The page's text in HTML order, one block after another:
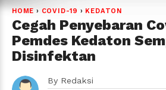
HOME › COVID-19 › KEDATON
Cegah Penyebaran
Pemdes Kedaton
Disinfektan
By Redaksi